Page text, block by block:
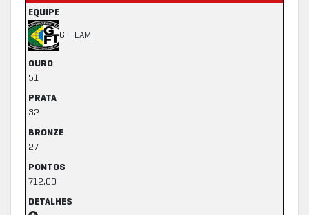
EQUIPE
GFTEAM
OURO
51
PRATA
32
BRONZE
27
PONTOS
712,00
DETALHES